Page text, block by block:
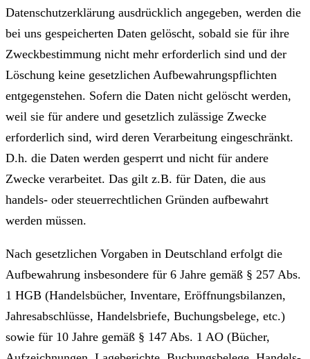
Datenschutzerklärung ausdrücklich angegeben, werden die
bei uns gespeicherten Daten gelöscht, sobald sie für ihre
Zweckbestimmung nicht mehr erforderlich sind und der
Löschung keine gesetzlichen Aufbewahrungspflichten
entgegenstehen. Sofern die Daten nicht gelöscht werden,
weil sie für andere und gesetzlich zulässige Zwecke
erforderlich sind, wird deren Verarbeitung eingeschränkt.
D.h. die Daten werden gesperrt und nicht für andere
Zwecke verarbeitet. Das gilt z.B. für Daten, die aus
handels- oder steuerrechtlichen Gründen aufbewahrt
werden müssen.
Nach gesetzlichen Vorgaben in Deutschland erfolgt die
Aufbewahrung insbesondere für 6 Jahre gemäß § 257 Abs.
1 HGB (Handelsbücher, Inventare, Eröffnungsbilanzen,
Jahresabschlüsse, Handelsbriefe, Buchungsbelege, etc.)
sowie für 10 Jahre gemäß § 147 Abs. 1 AO (Bücher,